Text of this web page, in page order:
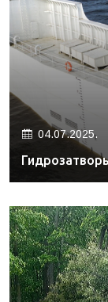
04.07.2025.